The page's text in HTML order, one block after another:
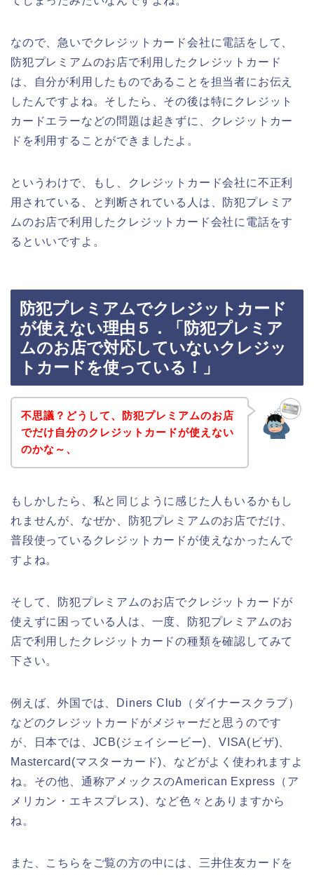
なので、急いでクレジットカード会社に電話をして、
防犯プレミアムのお店で利用したクレジットカード
は、自分が利用したものであることを担当者にお伝え
したんですよね。そしたら、その後は特にクレジット
カードエラーなどの問題は起きずに、クレジットカー
ドを利用することができましたよ。
というわけで、もし、クレジットカード会社に不正利
用されている、と判断されている人は、防犯プレミア
ムのお店で利用したクレジットカード会社に電話をす
るといいですよ。
防犯プレミアムでクレジットカード
が使えない理由５．「防犯プレミア
ムのお店で対応していないクレジッ
トカードを使っている！」
不思議？どうして、防犯プレミアムのお店
でだけ自分のクレジットカードが使えない
のかな～、
もしかしたら、私と同じように感じた人もいるかもし
れませんが、なぜか、防犯プレミアムのお店でだけ、
普段使っているクレジットカードが使えなかったんで
すよね。
そして、防犯プレミアムのお店でクレジットカードが
使えずに困っている人は、一度、防犯プレミアムのお
店で利用したクレジットカードの種類を確認してみて
下さい。
例えば、外国では、Diners Club（ダイナースクラブ）
などのクレジットカードがメジャーだと思うのです
が、日本では、JCB(ジェイシービー)、VISA(ビザ)、
Mastercard(マスターカード)、などがよく使われますよ
ね。その他、通称アメックスのAmerican Express（ア
メリカン・エキスプレス)、など色々とありますから
ね。
また、こちらをご覧の方の中には、三井住友カードを